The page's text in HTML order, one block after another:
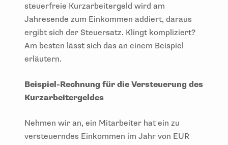
steuerfreie Kurzarbeitergeld wird am
Jahresende zum Einkommen addiert, daraus
ergibt sich der Steuersatz. Klingt kompliziert?
Am besten lässt sich das an einem Beispiel
erläutern.
Beispiel-Rechnung für die Versteuerung des
Kurzarbeitergeldes
Nehmen wir an, ein Mitarbeiter hat ein zu
versteuerndes Einkommen im Jahr von EUR